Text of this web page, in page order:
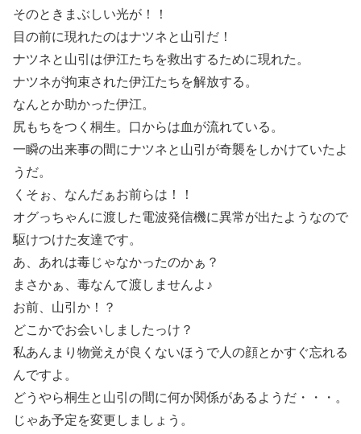
そのときまぶしい光が！！
目の前に現れたのはナツネと山引だ！
ナツネと山引は伊江たちを救出するために現れた。
ナツネが拘束された伊江たちを解放する。
なんとか助かった伊江。
尻もちをつく桐生。口からは血が流れている。
一瞬の出来事の間にナツネと山引が奇襲をしかけていたよ
うだ。
くそぉ、なんだぁお前らは！！
オグっちゃんに渡した電波発信機に異常が出たようなので
駆けつけた友達です。
あ、あれは毒じゃなかったのかぁ？
まさかぁ、毒なんて渡しませんよ♪
お前、山引か！？
どこかでお会いしましたっけ？
私あんまり物覚えが良くないほうで人の顔とかすぐ忘れる
んですよ。
どうやら桐生と山引の間に何か関係があるようだ・・・。
じゃあ予定を変更しましょう。